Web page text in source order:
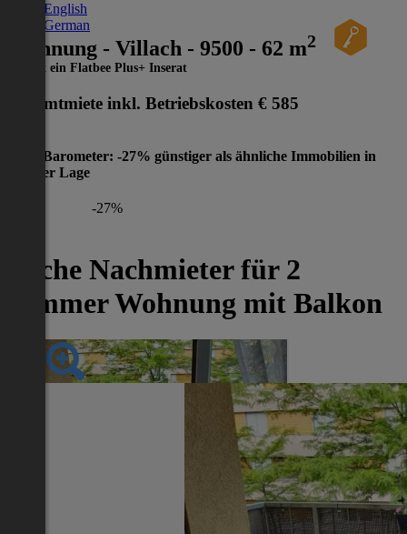
English
German
Wohnung - Villach - 9500 - 62 m2
Dies ist ein Flatbee Plus+ Inserat
Gesamtmiete inkl. Betriebskosten € 585
Preis-Barometer: -27% günstiger als ähnliche Immobilien in
gleicher Lage
-27%
Suche Nachmieter für 2
Zimmer Wohnung mit Balkon